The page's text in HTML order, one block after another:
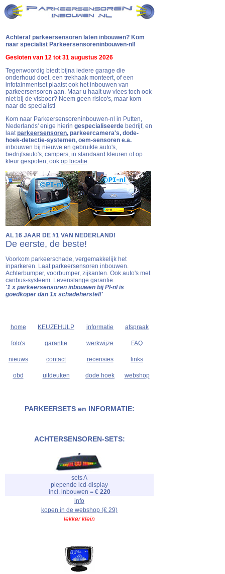
Achteraf parkeersensoren laten inbouwen? Kom
naar specialist Parkeersensoreninbouwen-nl!
Gesloten van 12 tot 31 augustus 2026
Tegenwoordig biedt bijna iedere garage die
onderhoud doet, een trekhaak monteert, of een
infotainmentsetplaatst ook het inbouwen van
parkeersensoren aan. Maar u haalt uw vlees toch ook
niet bij de visboer? Neem geen risico's, maar kom
naar de specialist!
Kom naar Parkeersensoreninbouwen-nl in Putten,
Nederlands' enige hierin gespecialiseerde bedrijf, en
laatparkeersensoren, parkeercamera's, dode-
hoek-detectie-systemen, oem-sensoren e.a.
inbouwen bij nieuwe en gebruikte auto's,
bedrijfsauto's, campers, in standaard kleuren of op
kleur gespoten, ook op locatie.
AL 16 JAAR DE #1 VAN NEDERLAND!
De eerste, de beste!
Voorkom parkeerschade, vergemakkelijk het
inparkeren. Laat parkeersensoren inbouwen.
Achterbumper, voorbumper, zijkanten. Ook auto's met
canbus-systeem. Levenslange garantie.
'1 x parkeersensoren inbouwen bij PI-nl is
goedkoper dan 1x schadeherstel!'
home KEUZEHULP informatie afspraak
foto's garantie werkwijze FAQ
nieuws contact recensies links
obd uitdeuken dode hoek webshop
PARKEERSETS en INFORMATIE:
ACHTERSENSOREN-SETS:
sets A
piepende lcd-display
incl. inbouwen = € 220
info
kopen in de webshop (€ 29)
lekker klein